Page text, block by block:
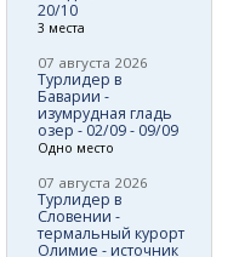
20/10
3 места
07 августа 2026
Турлидер в
Баварии -
изумрудная гладь
озер - 02/09 - 09/09
Одно место
07 августа 2026
Турлидер в
Словении -
термальный курорт
Олимие - источник